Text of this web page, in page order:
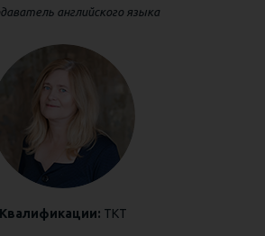
английского языка
Квалификации: ТКТ